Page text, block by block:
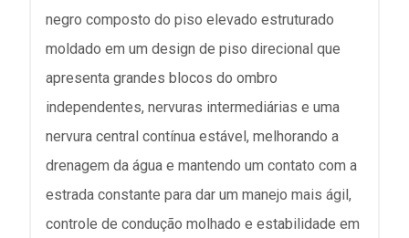
negro composto do piso elevado estruturado
moldado em um design de piso direcional que
apresenta grandes blocos do ombro
independentes, nervuras intermediárias e uma
nervura central contínua estável, melhorando a
drenagem da água e mantendo um contato com a
estrada constante para dar um manejo mais ágil,
controle de condução molhado e estabilidade em